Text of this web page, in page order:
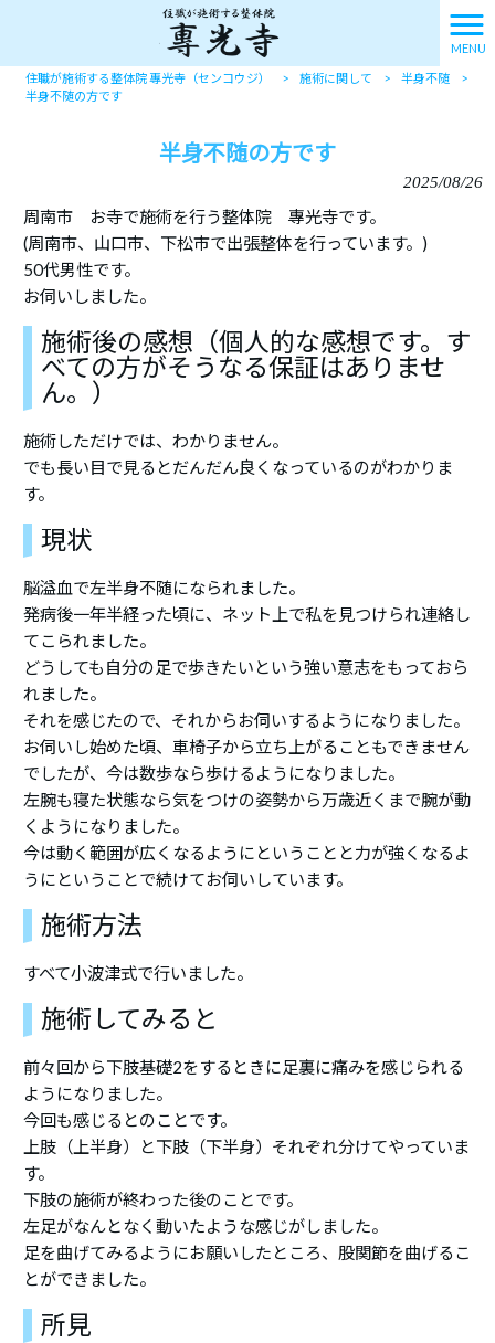
MENU
住職が施術する整体院 專光寺（センコウジ） > 施術に関して > 半身不随
>
半身不随の方です
半身不随の方です
2025/08/26
周南市 お寺で施術を行う整体院 專光寺です。
(周南市、山口市、下松市で出張整体を行っています。)
50代男性です。
お伺いしました。
施術後の感想（個人的な感想です。す
べての方がそうなる保証はありませ
ん。）
施術しただけでは、わかりません。
でも長い目で見るとだんだん良くなっているのがわかりま
す。
現状
脳溢血で左半身不随になられました。
発病後一年半経った頃に、ネット上で私を見つけられ連絡し
てこられました。
どうしても自分の足で歩きたいという強い意志をもっておら
れました。
それを感じたので、それからお伺いするようになりました。
お伺いし始めた頃、車椅子から立ち上がることもできません
でしたが、今は数歩なら歩けるようになりました。
左腕も寝た状態なら気をつけの姿勢から万歳近くまで腕が動
くようになりました。
今は動く範囲が広くなるようにということと力が強くなるよ
うにということで続けてお伺いしています。
施術方法
すべて小波津式で行いました。
施術してみると
前々回から下肢基礎2をするときに足裏に痛みを感じられる
ようになりました。
今回も感じるとのことです。
上肢（上半身）と下肢（下半身）それぞれ分けてやっていま
す。
下肢の施術が終わった後のことです。
左足がなんとなく動いたような感じがしました。
足を曲げてみるようにお願いしたところ、股関節を曲げるこ
とができました。
所見